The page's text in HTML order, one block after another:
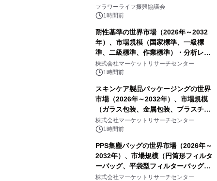
山・射水で開催
フラワーライフ振興協議会
1時間前
耐性基準の世界市場（2026年～2032
年）、市場規模（国家標準、一級標
準、二級標準、作業標準）・分析レポ
ートを発表
株式会社マーケットリサーチセンター
1時間前
スキンケア製品パッケージングの世界
市場（2026年～2032年）、市場規模
（ガラス包装、金属包装、プラスチッ
ク包装、その他）・分析レポートを発
表
株式会社マーケットリサーチセンター
1時間前
PPS集塵バッグの世界市場（2026年～
2032年）、市場規模（円筒形フィルタ
ーバッグ、平袋型フィルターバッグ、
プリーツフィルターバッグ、その
株式会社マーケットリサーチセンター